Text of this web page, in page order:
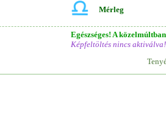
Mérleg
Egészséges! A
Képfeltöltés nincs aktiválva!